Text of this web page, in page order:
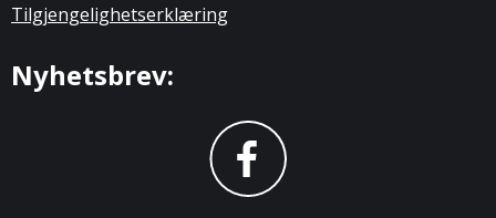
Tilgjengelighetserklæring
Nyhetsbrev: